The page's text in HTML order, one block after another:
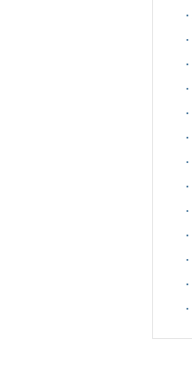
·
·
·
·
·
·
·
·
·
·
·
·
·